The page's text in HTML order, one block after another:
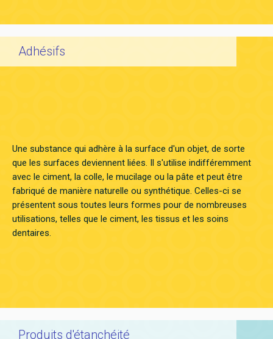
Adhésifs
Une substance qui adhère à la surface d'un objet, de sorte
que les surfaces deviennent liées. Il s'utilise indifféremment
avec le ciment, la colle, le mucilage ou la pâte et peut être
fabriqué de manière naturelle ou synthétique. Celles-ci se
présentent sous toutes leurs formes pour de nombreuses
utilisations, telles que le ciment, les tissus et les soins
dentaires.
Produits d'étanchéité